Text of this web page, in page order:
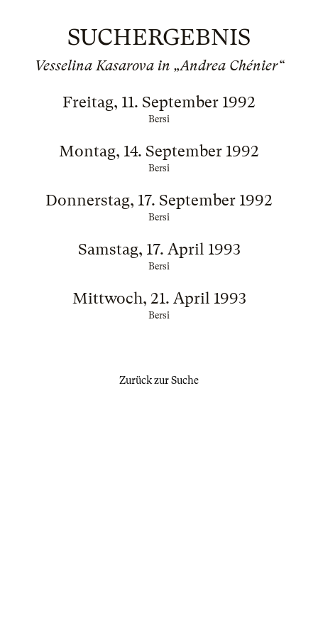
SUCHERGEBNIS
Vesselina Kasarova in „Andrea Chénier“
Freitag, 11. September 1992
Bersi
Montag, 14. September 1992
Bersi
Donnerstag, 17. September 1992
Bersi
Samstag, 17. April 1993
Bersi
Mittwoch, 21. April 1993
Bersi
Zurück zur Suche